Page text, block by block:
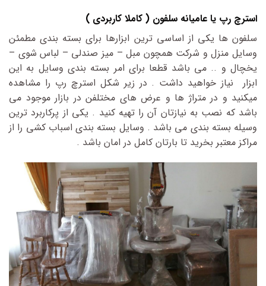
استرچ رپ یا عامیانه سلفون ( کاملا کاربردی )
سلفون ها یکی از اساسی ترین ابزارها برای بسته بندی مطمئن
وسایل منزل و شرکت همچون مبل – میز صندلی – لباس شوی –
یخچال و .. می باشد قطعا برای امر بسته بندی وسایل به این
ابزار نیاز خواهید داشت . در زیر شکل استرچ رپ را مشاهده
میکنید و در متراژ ها و عرض های مختلفن در بازار موجود می
باشد که نصب به نیازتان آن را تهیه کنید . یکی از پرکاربرد ترین
وسیله بسته بندی می باشد . وسایل بسته بندی اسباب کشی را از
مراکز معتبر بخرید تا بارتان کامل در امان باشد .